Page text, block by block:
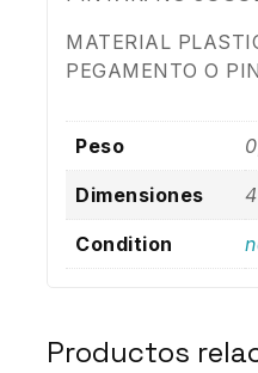
MATERIAL
PEGAMENTO O
Peso
Dimensiones
Condition
Productos